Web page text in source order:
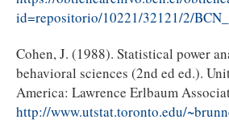
id=repositorio/10221/32121/2/
Cohen, J. (1988). Statistical power
behavioral sciences (2nd ed ed.).
America: Lawrence Erlbaum
http://www.utstat.toronto.edu/